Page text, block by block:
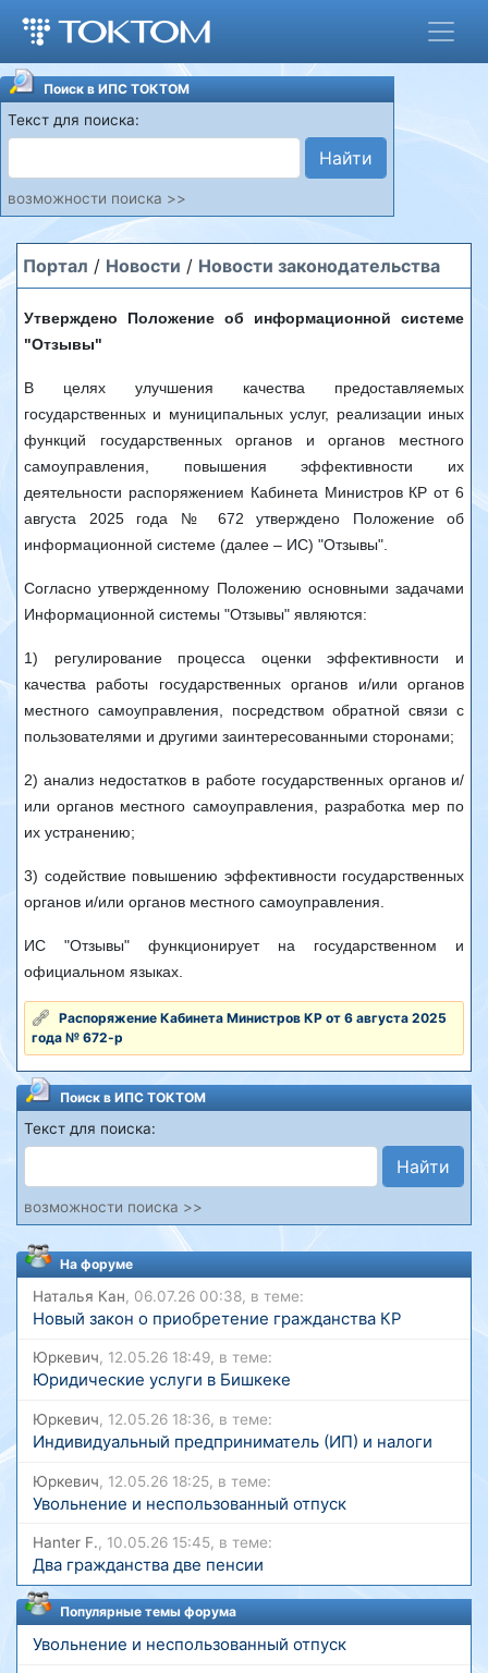
Поиск в ИПС ТОКТОМ
Текст для поиска:
Найти
возможности поиска >>
Портал / Новости / Новости законодательства
Утверждено Положение об информационной системе
"Отзывы"
В целях улучшения качества предоставляемых
государственных и муниципальных услуг, реализации иных
функций государственных органов и органов местного
самоуправления, повышения эффективности их
деятельности распоряжением Кабинета Министров КР от 6
августа 2025 года № 672 утверждено Положение об
информационной системе (далее – ИС) "Отзывы".
Согласно утвержденному Положению основными задачами
Информационной системы "Отзывы" являются:
1) регулирование процесса оценки эффективности и
качества работы государственных органов и/или органов
местного самоуправления, посредством обратной связи с
пользователями и другими заинтересованными сторонами;
2) анализ недостатков в работе государственных органов и/
или органов местного самоуправления, разработка мер по
их устранению;
3) содействие повышению эффективности государственных
органов и/или органов местного самоуправления.
ИС "Отзывы" функционирует на государственном и
официальном языках.
Распоряжение Кабинета Министров КР от 6 августа 2025
года № 672-р
Поиск в ИПС ТОКТОМ
Текст для поиска:
Найти
возможности поиска >>
На форуме
Наталья Кан, 06.07.26 00:38, в теме:
Новый закон о приобретение гражданства КР
Юркевич, 12.05.26 18:49, в теме:
Юридические услуги в Бишкеке
Юркевич, 12.05.26 18:36, в теме:
Индивидуальный предприниматель (ИП) и налоги
Юркевич, 12.05.26 18:25, в теме:
Увольнение и неспользованный отпуск
Hanter F., 10.05.26 15:45, в теме:
Два гражданства две пенсии
Популярные темы форума
Увольнение и неспользованный отпуск